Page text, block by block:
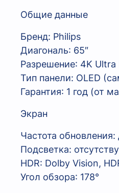
Общие данные
Бренд: Philips
Диагональ: 65″
Разрешение: 4K
Тип панели: OLED
Гарантия: 1 год (от
Экран
Частота обновления:
Подсветка:
HDR: Dolby Vision,
Угол обзора: 178°